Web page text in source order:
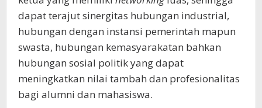
dapat terajut sinergitas hubungan industrial,
hubungan dengan instansi pemerintah mapun
swasta, hubungan kemasyarakatan bahkan
hubungan sosial politik yang dapat
meningkatkan nilai tambah dan profesionalitas
bagi alumni dan mahasiswa.